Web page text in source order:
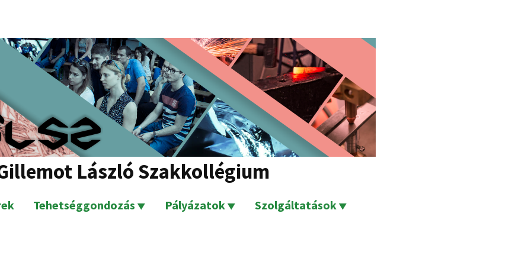
László Szakkollégium
Tehetséggondozás Pályázatok Szolgáltatások